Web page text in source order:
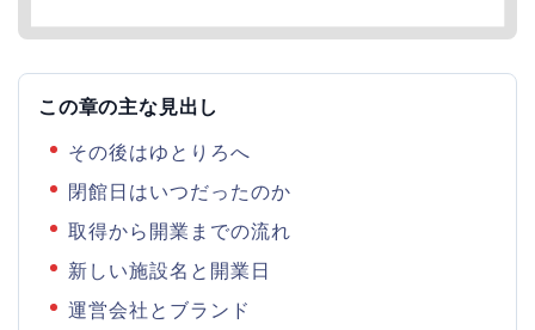
この章の主な見出し
その後はゆとりろへ
閉館日はいつだったのか
取得から開業までの流れ
新しい施設名と開業日
運営会社とブランド